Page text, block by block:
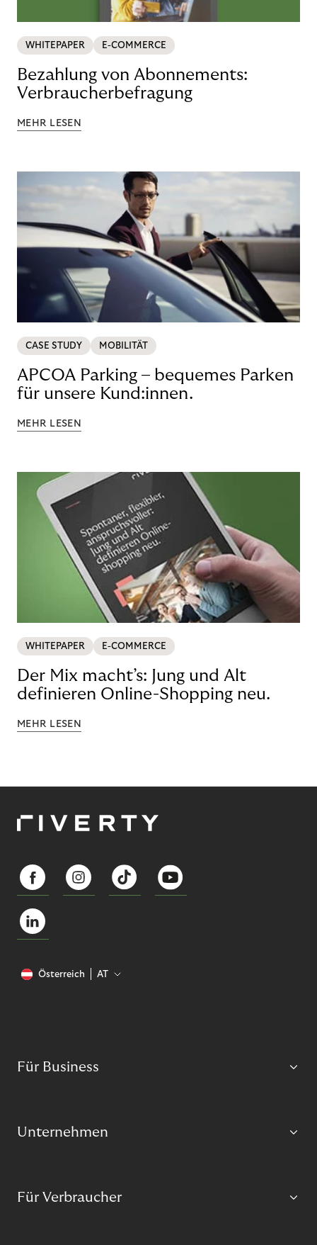
WHITEPAPER E-COMMERCE
Bezahlung von Abonnements:
Verbraucherbefragung
MEHR LESEN
CASE STUDY MOBILITÄT
APCOA Parking – bequemes Parken
für unsere Kund:innen.
MEHR LESEN
WHITEPAPER E-COMMERCE
Der Mix macht’s: Jung und Alt
definieren Online-Shopping neu.
MEHR LESEN
Österreich AT
Für Business
Unternehmen
Für Verbraucher